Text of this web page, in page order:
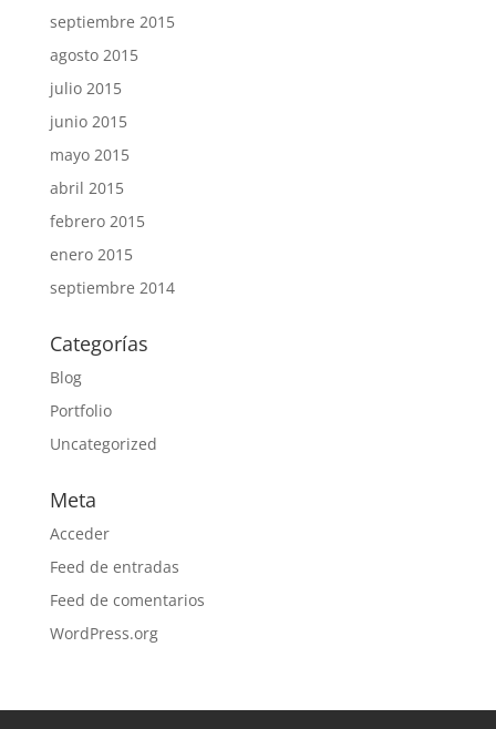
septiembre 2015
agosto 2015
julio 2015
junio 2015
mayo 2015
abril 2015
febrero 2015
enero 2015
septiembre 2014
Categorías
Blog
Portfolio
Uncategorized
Meta
Acceder
Feed de entradas
Feed de comentarios
WordPress.org